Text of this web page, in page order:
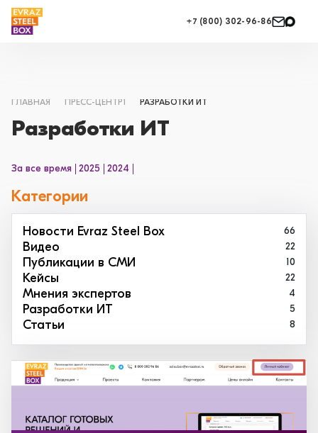
+7 (800) 302-96-86
ГЛАВНАЯ ПРЕСС-ЦЕНТР1 РАЗРАБОТКИ ИТ
Разработки ИТ
За все время 2025 2024
Категории
66
Новости Evraz Steel Box
22
Видео
10
Публикации в СМИ
22
Кейсы
4
Мнения экспертов
5
Разработки ИТ
8
Статьи